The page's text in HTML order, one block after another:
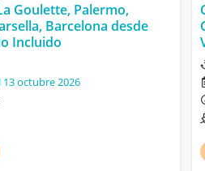
Goulette, Palermo,
Barcelona desde
Incluido
13 octubre 2026